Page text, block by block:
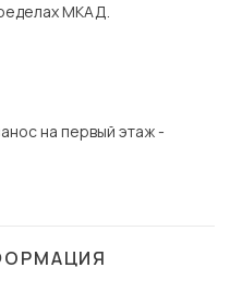
МКАД.
на первый этаж -